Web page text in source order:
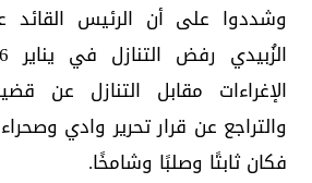
​وشددوا على أن الرئيس
الإغراءات مقابل التنازل عن
والتراجع عن قرار تحرير وادي
فكان ثابتًا وصلبًا وشامخًا.